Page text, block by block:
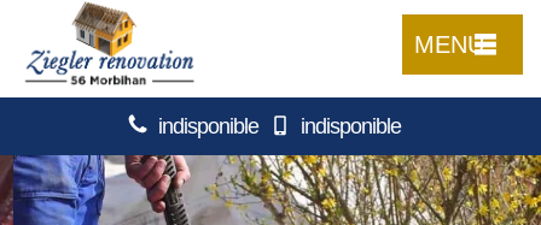
MENU
indisponible indisponible